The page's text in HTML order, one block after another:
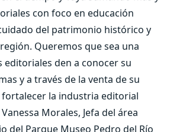
con foco en educación
del patrimonio histórico y
Queremos que sea una
editoriales den a conocer su
y a través de la venta de su
la industria editorial
Morales, Jefa del área
del Parque Museo Pedro del Río